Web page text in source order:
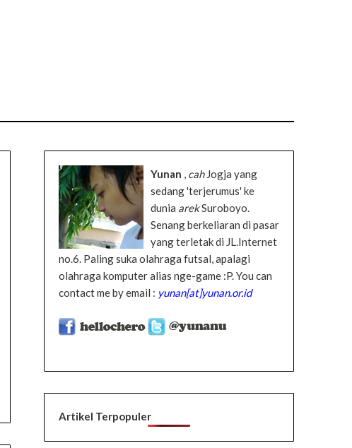
Yunan , cahJogja yang
sedang 'terjerumus' ke
dunia arekSuroboyo.
Senang berkeliaran di pasar
yang terletak di JL.Internet
no.6. Paling suka olahraga futsal, apalagi
olahraga komputer alias nge-game :P. You can
contact me by email : yunan[at]yunan.or.id
Artikel Terpopuler